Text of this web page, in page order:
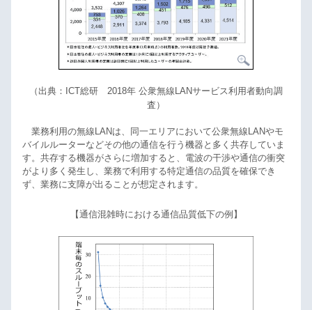
（出典：ICT総研 2018年 公衆無線LANサービス利用者動向調
査）
業務利用の無線LANは、同一エリアにおいて公衆無線LANやモ
バイルルーターなどその他の通信を行う機器と多く共存していま
す。共存する機器がさらに増加すると、電波の干渉や通信の衝突
がより多く発生し、業務で利用する特定通信の品質を確保でき
ず、業務に支障が出ることが想定されます。
【通信混雑時における通信品質低下の例】